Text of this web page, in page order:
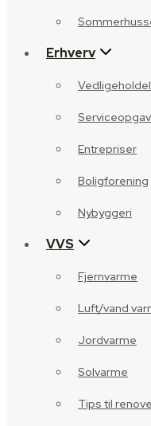
Erhverv
Entrepriser
Boligforening
Nybyggeri
VVS
Fjernvarme
Luft/vand
Jordvarme
Solvarme
Tips til